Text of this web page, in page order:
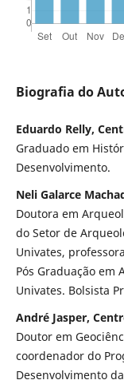
Biografia do
Eduardo Relly,
Graduado em
Desenvolvimento.
Neli Galarce
Doutora em
do Setor de
Univates,
Pós Graduação em
Univates. Bolsista
André Jasper,
Doutor em
coordenador do
Desenvolvimento